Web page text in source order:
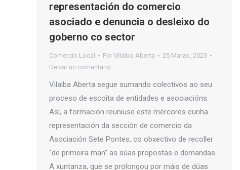
representación do comercio
asociado e denuncia o desleixo do
goberno co sector
Comercio Local Por Vilalba Aberta
25 Marzo, 2023
Deixar un comentario
Vilalba Aberta segue sumando colectivos ao seu
proceso de escoita de entidades e asociacións.
Así, a formación reuniuse este mércores cunha
representación da sección de comercio da
Asociación Sete Pontes, co obxectivo de recoller
“de primeira man” as súas propostas e demandas.
A xuntanza, que se prolongou por máis de dúas